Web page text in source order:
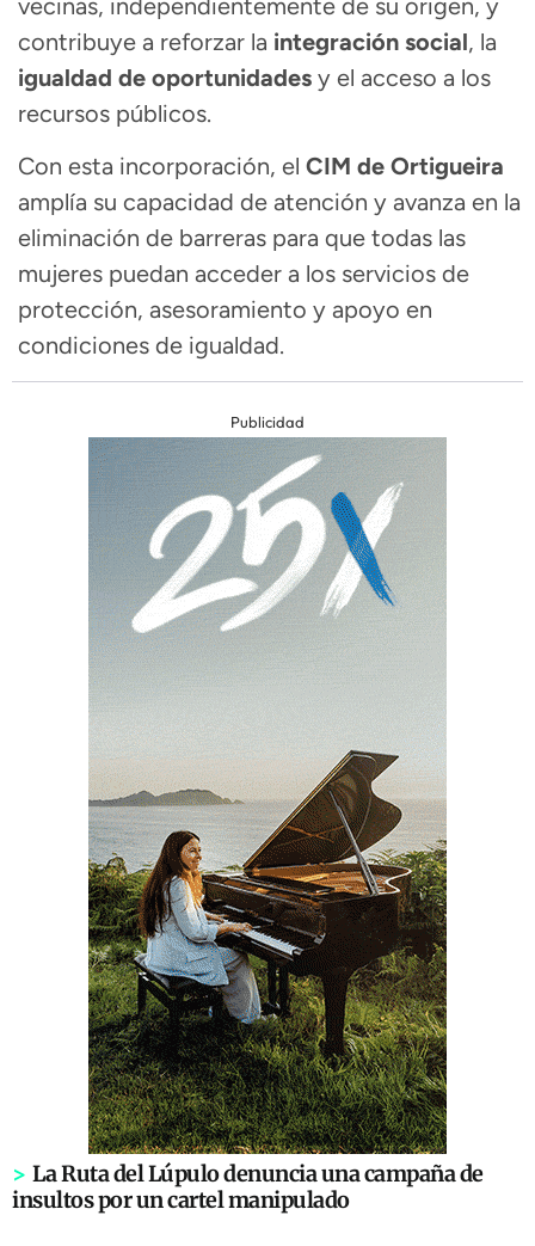
vecinas, independientemente de su origen, y
contribuye a reforzar la integración social, la
igualdad de oportunidades y el acceso a los
recursos públicos.
Con esta incorporación, el CIM de Ortigueira
amplía su capacidad de atención y avanza en la
eliminación de barreras para que todas las
mujeres puedan acceder a los servicios de
protección, asesoramiento y apoyo en
condiciones de igualdad.
Publicidad
> La Ruta del Lúpulo denuncia una campaña de
insultos por un cartel manipulado